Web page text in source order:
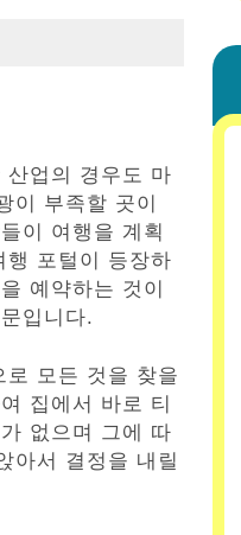
업의 경우도 마
이 부족할 곳이
이 여행을 계획
포털이 등장하
예약하는 것이
입니다.
로 모든 것을 찾을
집에서 바로 티
없으며 그에 따
아서 결정을 내릴